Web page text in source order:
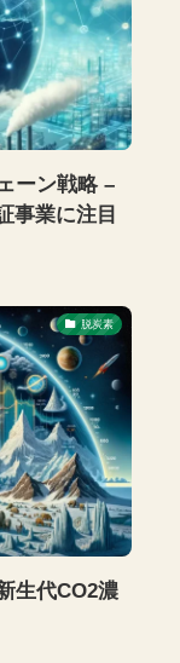
ーン戦略 –
事業に注目
脱炭素
生代CO2濃